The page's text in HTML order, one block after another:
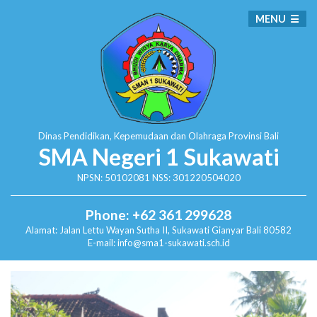
Dinas Pendidikan, Kepemudaan dan Olahraga Provinsi Bali
SMA Negeri 1 Sukawati
NPSN: 50102081 NSS: 301220504020
Phone: +62 361 299628
Alamat: Jalan Lettu Wayan Sutha II, SukawatiGianyar Bali 80582
E-mail: info@sma1-sukawati.sch.id
MENU